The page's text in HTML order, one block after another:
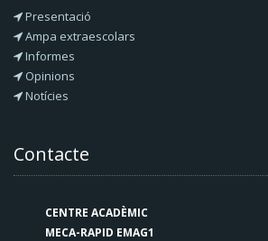
Presentació
Ampa extraescolars
Informes
Opinions
Notícies
Contacte
CENTRE ACADÈMIC
MECA-RAPID EMAG1